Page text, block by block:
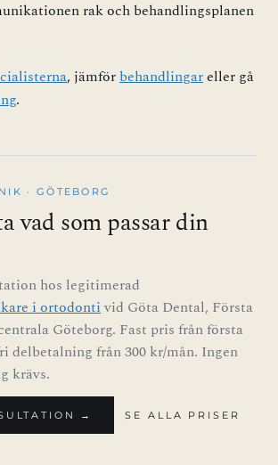
rak och behandlingsplanen
, jämförbehandlingareller gå
.
· GÖTEBORG
vad som passar din
hos legitimerad
i ortodontivid Göta Dental, Första
Göteborg. Fast pris från första
delbetalning från 300 kr/mån. Ingen
krävs.
→
SE ALLA PRISER